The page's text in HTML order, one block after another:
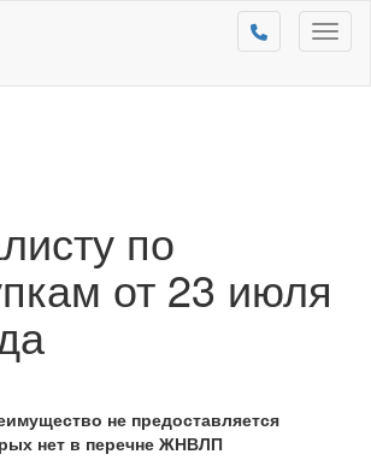
по
от 23 июля
не предоставляется
нет в перечне ЖНВЛП